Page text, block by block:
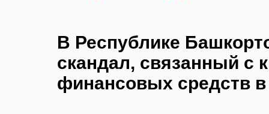
В Республике
скандал, связанный с
финансовых средств